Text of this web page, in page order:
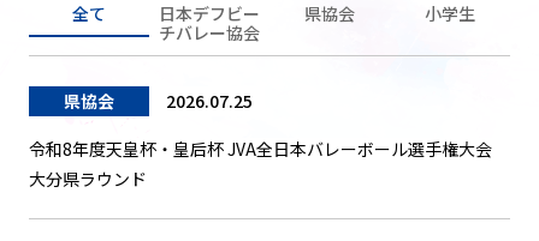
全て
日本デフビー
チバレー協会
県協会 小学生
県協会 2026.07.25
令和8年度天皇杯・皇后杯 JVA全日本バレーボール選手権大会
大分県ラウンド